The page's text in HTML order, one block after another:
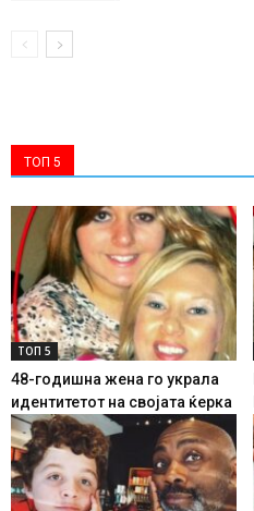
ТОП 5
ТОП 5
48-годишна жена го украла
идентитетот на својата ќерка